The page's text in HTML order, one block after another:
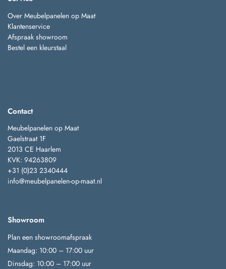
Over Meubelpanelen op Maat
Klantenservice
Afspraak showroom
Bestel een kleurstaal
Contact
Meubelpanelen op Maat
Gaelstraat 1F
2013 CE Haarlem
KVK: 94263809
+31 (0)23 2340444
info@meubelpanelen-op-maat.nl
Showroom
Plan een showroomafspraak
Maandag: 10:00 – 17:00 uur
Dinsdag: 10:00 – 17:00 uur